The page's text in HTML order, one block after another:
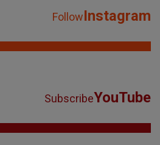
FollowInstagram
SubscribeYouTube